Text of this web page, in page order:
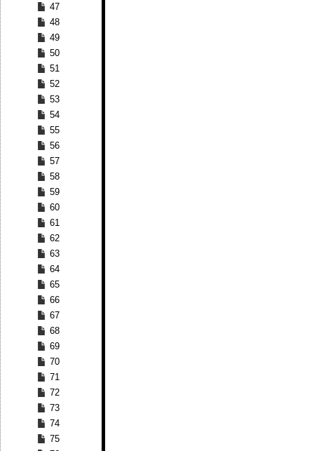
47
48
49
50
51
52
53
54
55
56
57
58
59
60
61
62
63
64
65
66
67
68
69
70
71
72
73
74
75